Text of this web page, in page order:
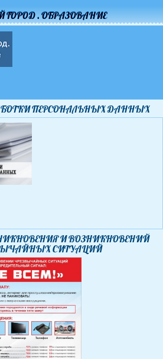
ГОРОД . ОБРАЗОВАНИЕ
ПЕРСОНАЛЬНЫХ ДАННЫХ
И ВОЗНИКНОВЕНИЙ
СИТУАЦИЙ